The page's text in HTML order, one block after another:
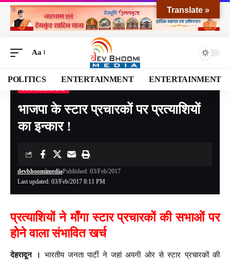
Aa
POLITICS ENTERTAINMENT ENTERTAINMENT
Devbhoomi Media >Blog>NATIONAL>UTTARAKHAND>भाजपा के स्टार प्रचारकों पर प्रत्याशियों का इन्कार !
भाजपा के स्टार प्रचारकों पर प्रत्याशियों
का इन्कार !
Last updated: 03/Feb/2017 8:11 PM
devbhoomimediaPublished: 03/Feb/2017
प्रत्याशियों ने माँगा स्टार प्रचारकों की सभाओं पर
होेने वाला संभावित खर्च
देहरादून ।
भारतीय जनता पार्टी ने जहां अपनी ओर से स्टार प्रचारकों की
Translate »